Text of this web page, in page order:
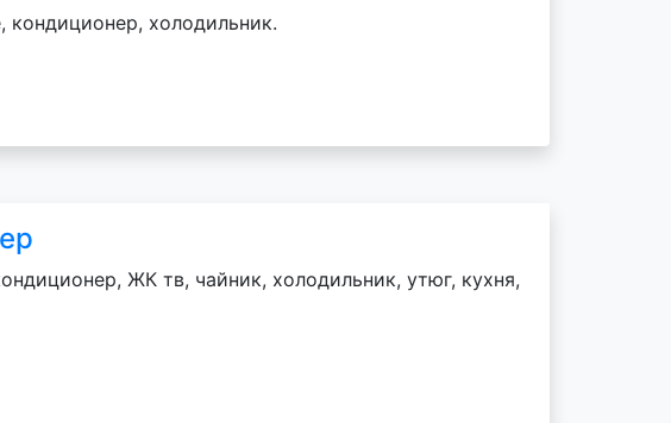
холодильник.
ЖК тв, чайник, холодильник, утюг, кухня,